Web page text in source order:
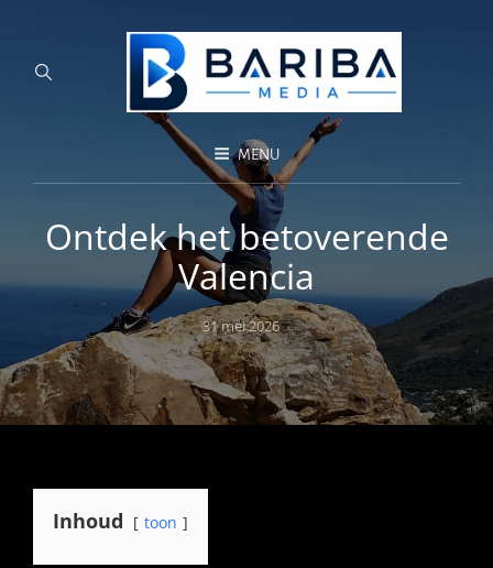
MENU
Ontdek het betoverende
Valencia
Posted
on
31 mei 2026
Inhoud toon